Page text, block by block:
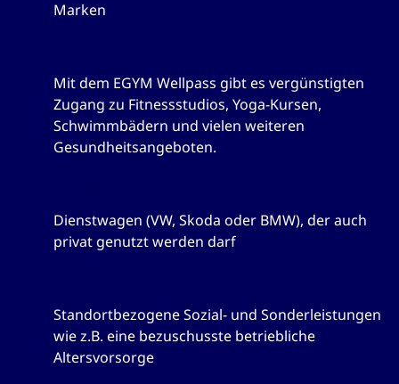
Marken
Mit dem EGYM Wellpass gibt es vergünstigten
Zugang zu Fitnessstudios, Yoga-Kursen,
Schwimmbädern und vielen weiteren
Gesundheitsangeboten.
Dienstwagen (VW, Skoda oder BMW), der auch
privat genutzt werden darf
Standortbezogene Sozial- und Sonderleistungen
wie z.B. eine bezuschusste betriebliche
Altersvorsorge